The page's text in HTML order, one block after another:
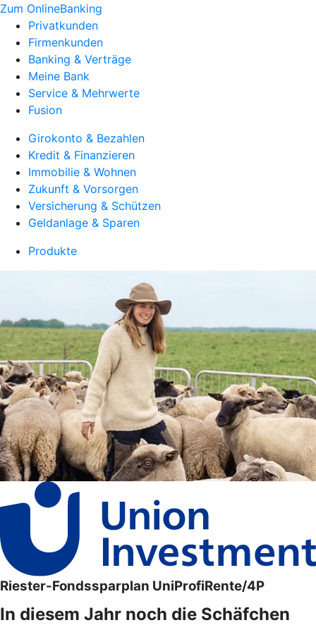
Zum OnlineBanking
Privatkunden
Firmenkunden
Banking & Verträge
Meine Bank
Service & Mehrwerte
Fusion
Girokonto & Bezahlen
Kredit & Finanzieren
Immobilie & Wohnen
Zukunft & Vorsorgen
Versicherung & Schützen
Geldanlage & Sparen
Produkte
Riester-Fondssparplan UniProfiRente/4P
In diesem Jahr noch die Schäfchen